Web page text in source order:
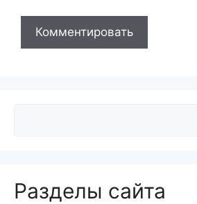
Разделы сайта